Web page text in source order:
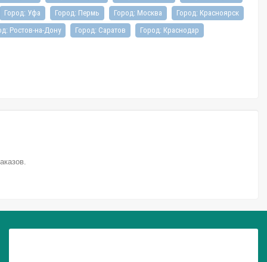
Город: Уфа Город: Пермь Город: Москва
Город: Красноярск
Ростов-на-Дону Город: Саратов
Город: Краснодар